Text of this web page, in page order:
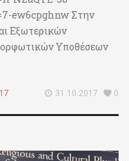
ew6cpghnw Στην
Εξωτερικών
Υποθέσεων
31.10.2017 0